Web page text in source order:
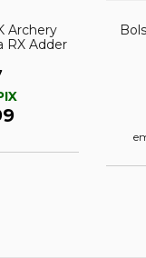
Archery
RX Adder